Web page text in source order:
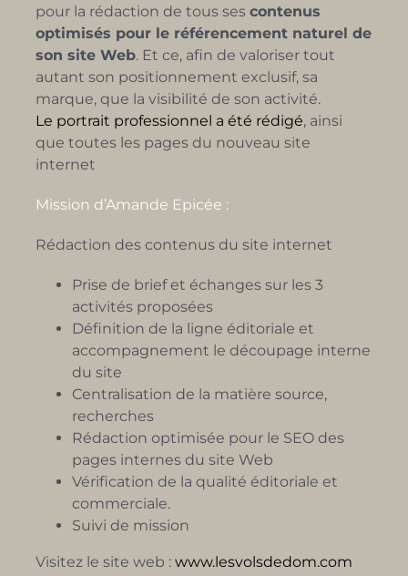
pour la rédaction de tous ses contenus
optimisés pour le référencement naturel de
son site Web. Et ce, afin de valoriser tout
autant son positionnement exclusif, sa
marque, que la visibilité de son activité.
Le portrait professionnel a été rédigé, ainsi
que toutes les pages du nouveau site
internet
Mission d’Amande Epicée :
Rédaction des contenus du site internet
Prise de brief et échanges sur les 3
activités proposées
Définition de la ligne éditoriale et
accompagnement le découpage interne
du site
Centralisation de la matière source,
recherches
Rédaction optimisée pour le SEO des
pages internes du site Web
Vérification de la qualité éditoriale et
commerciale.
Suivi de mission
Visitez le site web : www.lesvolsdedom.com